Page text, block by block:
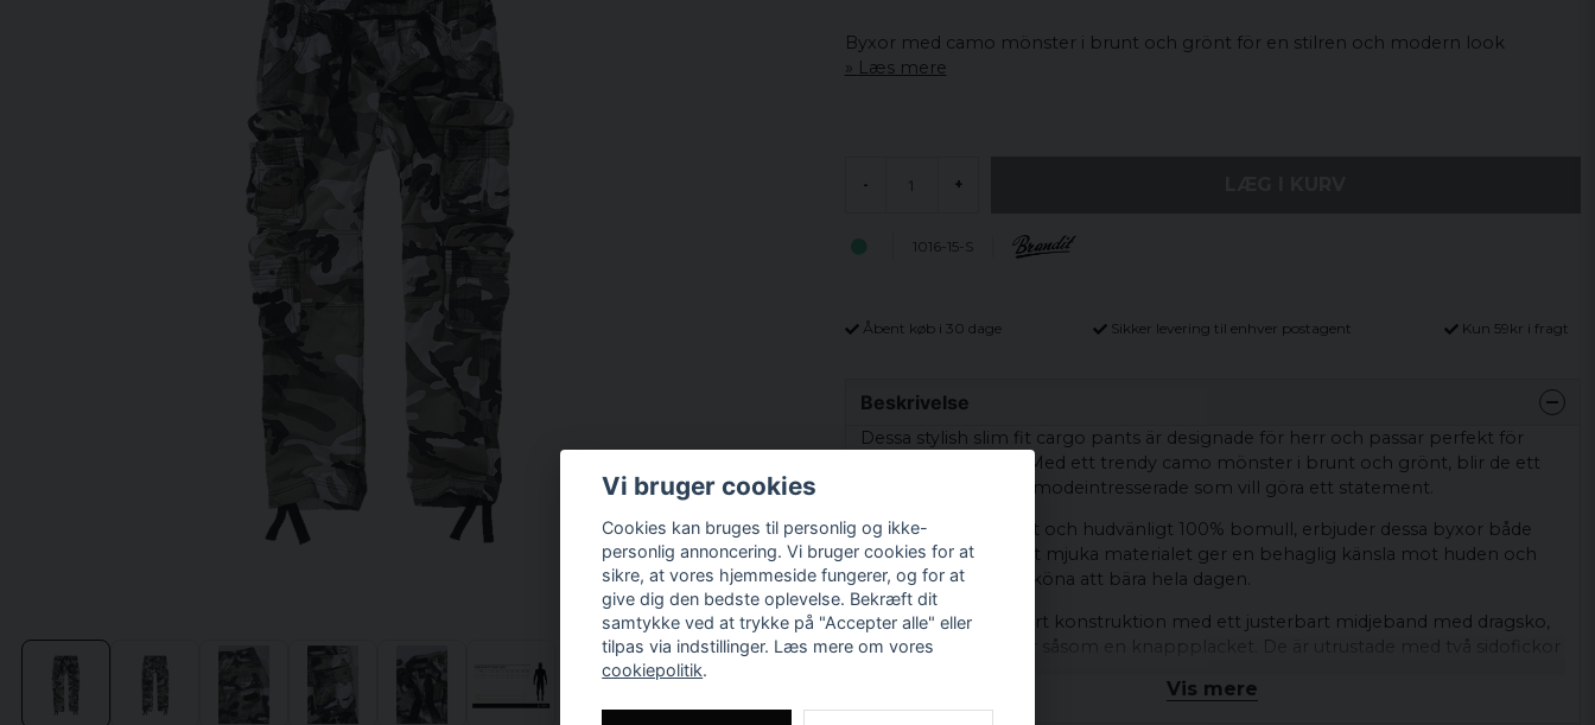
Byxor med camo mönster i brunt och grönt för en stilren och modern look
Læs mere
- +
1016-15-S
Åbent køb i 30 dage Sikker levering til enhver postagent Kun 59kr i fragt
Beskrivelse
Dessa stylish slim fit cargo pants är designade för herr och passar perfekt för
casual användning. Med ett trendy camo mönster i brunt och grönt, blir de ett
utmärkt val för den modeintresserade som vill göra ett statement.
Tillverkade av robust och hudvänligt 100% bomull, erbjuder dessa byxor både
komfort och stil. Det mjuka materialet ger en behaglig känsla mot huden och
gör att byxorna är sköna att bära hela dagen.
Byxorna har en smart konstruktion med ett justerbart midjeband med dragsko,
plus kvalitetsdetaljer såsom en knappplacket. De är utrustade med två sidofickor
Vis mere
Vi bruger cookies
Cookies kan bruges til personlig og ikke-
personlig annoncering. Vi bruger cookies for at
sikre, at vores hjemmeside fungerer, og for at
give dig den bedste oplevelse. Bekræft dit
samtykke ved at trykke på "Accepter alle" eller
tilpas via indstillinger. Læs mere om vores
cookiepolitik.